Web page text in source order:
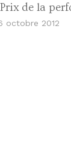
de la
octobre 2012